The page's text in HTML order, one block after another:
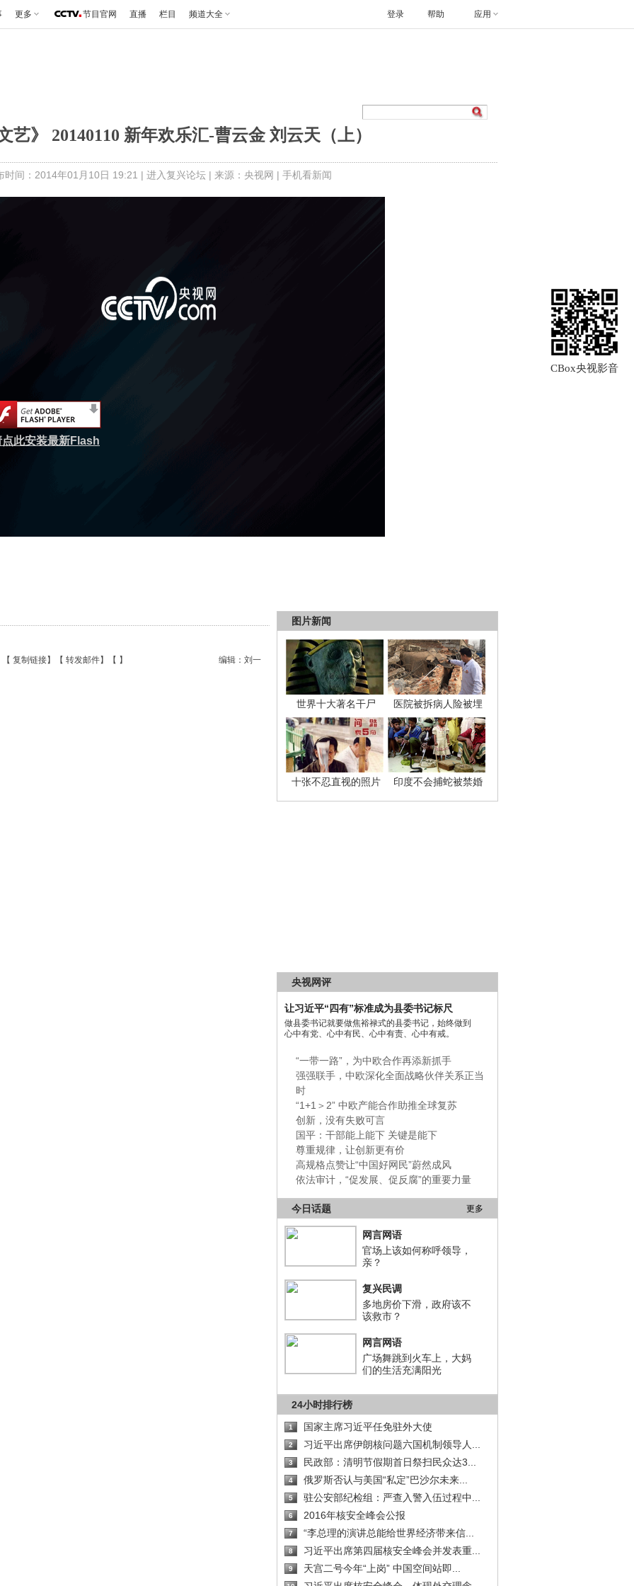
更多 节目官网 直播 栏目 频道大全 帮助 应用
登录
艺》 20140110 新年欢乐汇-曹云金 刘云天（上）
时间：2014年01月10日 19:21 | 进入复兴论坛 | 来源：央视网 | 手机看新闻
点此安装最新Flash
图片新闻
世界十大著名干尸 医院被拆病人险被埋
十张不忍直视的照片 印度不会捕蛇被禁婚
央视网评
让习近平“四有”标准成为县委书记标尺
做县委书记就要做焦裕禄式的县委书记，始终做到
心中有党、心中有民、心中有责、心中有戒。
“一带一路”，为中欧合作再添新抓手
强强联手，中欧深化全面战略伙伴关系正当
时
“1+1＞2” 中欧产能合作助推全球复苏
创新，没有失败可言
国平：干部能上能下 关键是能下
尊重规律，让创新更有价
高规格点赞让“中国好网民”蔚然成风
依法审计，“促发展、促反腐”的重要力量
今日话题 更多
网言网语
官场上该如何称呼领导，
亲？
复兴民调
多地房价下滑，政府该不
该救市？
网言网语
广场舞跳到火车上，大妈
们的生活充满阳光
24小时排行榜
1 国家主席习近平任免驻外大使
2 习近平出席伊朗核问题六国机制领导人...
3 民政部：清明节假期首日祭扫民众达3...
4 俄罗斯否认与美国“私定”巴沙尔未来...
5 驻公安部纪检组：严查入警入伍过程中...
6 2016年核安全峰会公报
7 “李总理的演讲总能给世界经济带来信...
8 习近平出席第四届核安全峰会并发表重...
9 天宫二号今年“上岗” 中国空间站即...
CBox央视影音
编辑：刘一
复制链接】【 转发邮件】【 】